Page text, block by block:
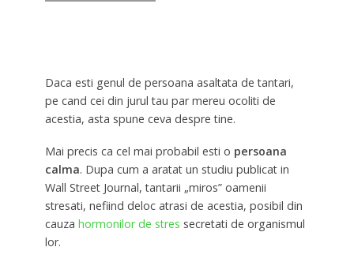
Daca esti genul de persoana asaltata de tantari,
pe cand cei din jurul tau par mereu ocoliti de
acestia, asta spune ceva despre tine.
Mai precis ca cel mai probabil esti o persoana
calma. Dupa cum a aratat un studiu publicat in
Wall Street Journal, tantarii „miros” oamenii
stresati, nefiind deloc atrasi de acestia, posibil din
cauza hormonilor de stres secretati de organismul
lor.